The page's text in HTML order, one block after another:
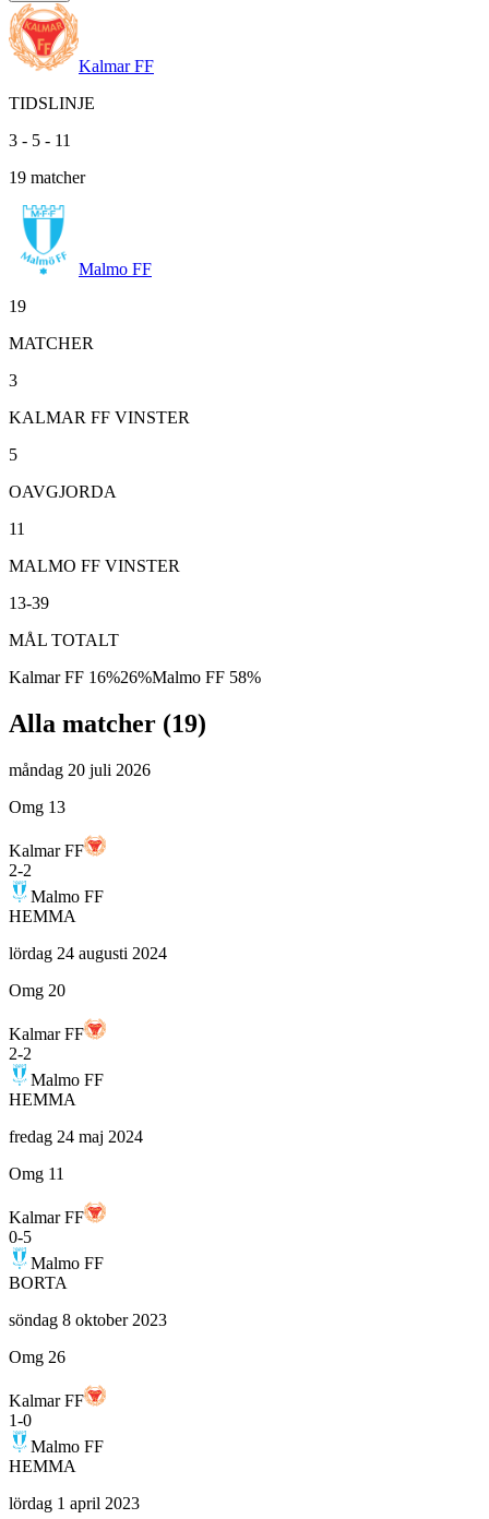
Kalmar FF
TIDSLINJE
3 - 5 - 11
19 matcher
Malmo FF
19
MATCHER
3
KALMAR FF VINSTER
5
OAVGJORDA
11
MALMO FF VINSTER
13-39
MÅL TOTALT
Kalmar FF 16%26%Malmo FF 58%
Alla matcher (19)
måndag 20 juli 2026
Omg 13
Kalmar FF
2-2
Malmo FF
HEMMA
lördag 24 augusti 2024
Omg 20
Kalmar FF
2-2
Malmo FF
HEMMA
fredag 24 maj 2024
Omg 11
Kalmar FF
0-5
Malmo FF
BORTA
söndag 8 oktober 2023
Omg 26
Kalmar FF
1-0
Malmo FF
HEMMA
lördag 1 april 2023